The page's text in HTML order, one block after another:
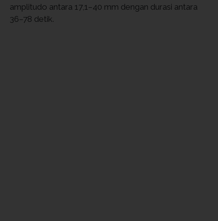
amplitudo antara 17,1–40 mm dengan durasi antara
36–78 detik.